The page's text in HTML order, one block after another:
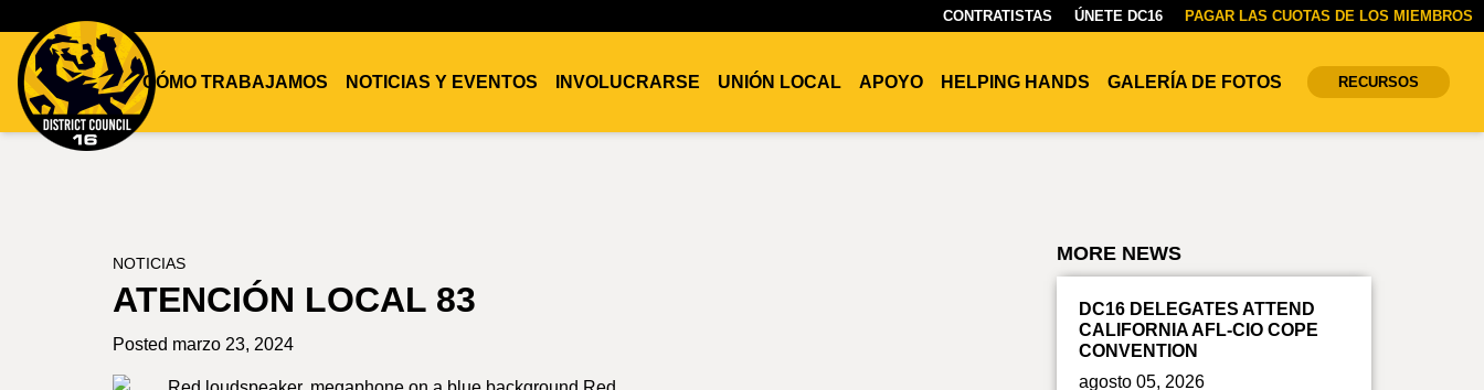
CONTRATISTAS ÚNETE DC16 PAGAR LAS CUOTAS DE LOS MIEMBROS
CÓMO TRABAJAMOS NOTICIAS Y EVENTOS INVOLUCRARSE UNIÓN LOCAL APOYO HELPING HANDS GALERÍA DE FOTOS RECURSOS
NOTICIAS
ATENCIÓN LOCAL 83
Posted marzo 23, 2024
MORE NEWS
DC16 DELEGATES ATTEND
CALIFORNIA AFL-CIO COPE
CONVENTION
agosto 05, 2026